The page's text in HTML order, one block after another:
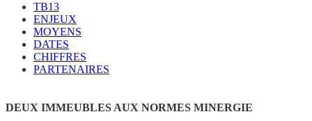
TB13
ENJEUX
MOYENS
DATES
CHIFFRES
PARTENAIRES
DEUX IMMEUBLES AUX NORMES MINERGIE